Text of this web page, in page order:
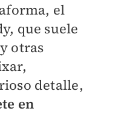
el
que suele
otras
detalle,
en